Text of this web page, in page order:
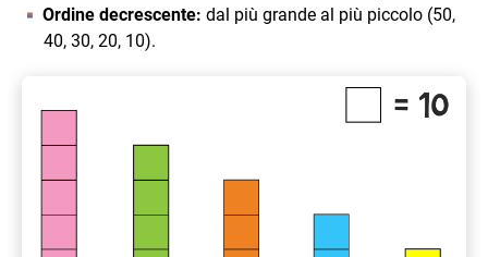
Ordine decrescente: dal più grande al più piccolo (50,
40, 30, 20, 10).